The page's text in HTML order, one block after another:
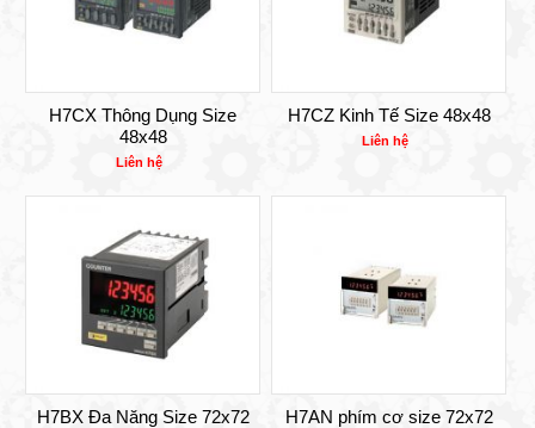
H7CX Thông Dụng Size
48x48
Liên hệ
H7CZ Kinh Tế Size 48x48
Liên hệ
H7BX Đa Năng Size 72x72 H7AN phím cơ size 72x72